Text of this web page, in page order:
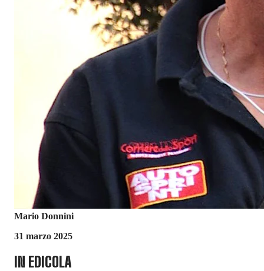
Mario Donnini
31 marzo 2025
IN EDICOLA